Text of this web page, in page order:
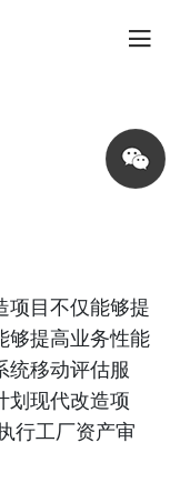
Share
on
wechat
项目不仅能够提
够提高业务性能
统移动评估服
划现代改造项
行工厂资产审